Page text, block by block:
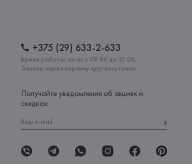
+375 (29) 633-2-633
Время работы: пн-вс с 09:00 до 21:00,
Заказы через корзину круглосуточно
Получайте уведомления об акциях и
скидках: